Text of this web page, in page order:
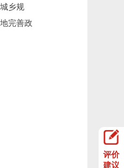
乡规
完善政
评价
建议